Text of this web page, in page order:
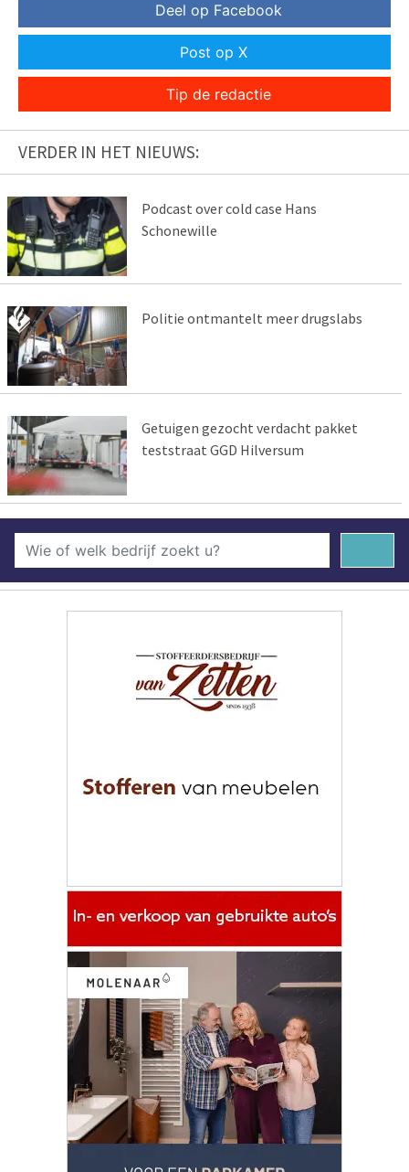
Deel op Facebook
Post op X
Tip de redactie
VERDER IN HET NIEUWS:
Podcast over cold case Hans
Schonewille
Politie ontmantelt meer drugslabs
Getuigen gezocht verdacht pakket
teststraat GGD Hilversum